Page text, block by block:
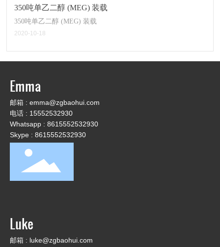
350吨单乙二醇 (MEG) 装载
350吨单乙二醇 (MEG) 装载
2020-10-18
Emma
邮箱 : emma@zgbaohui.com
电话 : 15552532930
Whatsapp : 8615552532930
Skype : 8615552532930
Luke
邮箱 : luke@zgbaohui.com